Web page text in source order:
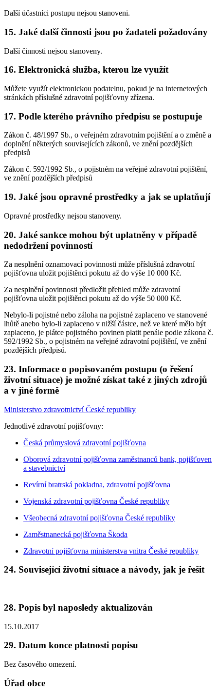
Další účastníci postupu nejsou stanoveni.
15. Jaké další činnosti jsou po žadateli požadovány
Další činnosti nejsou stanoveny.
16. Elektronická služba, kterou lze využít
Můžete využít elektronickou podatelnu, pokud je na internetových
stránkách příslušné zdravotní pojišťovny zřízena.
17. Podle kterého právního předpisu se postupuje
Zákon č. 48/1997 Sb., o veřejném zdravotním pojištění a o změně a
doplnění některých souvisejících zákonů, ve znění pozdějších
předpisů
Zákon č. 592/1992 Sb., o pojistném na veřejné zdravotní pojištění,
ve znění pozdějších předpisů
19. Jaké jsou opravné prostředky a jak se uplatňují
Opravné prostředky nejsou stanoveny.
20. Jaké sankce mohou být uplatněny v případě
nedodržení povinností
Za nesplnění oznamovací povinnosti může příslušná zdravotní
pojišťovna uložit pojištěnci pokutu až do výše 10 000 Kč.
Za nesplnění povinnosti předložit přehled může zdravotní
pojišťovna uložit pojištěnci pokutu až do výše 50 000 Kč.
Nebylo-li pojistné nebo záloha na pojistné zaplaceno ve stanovené
lhůtě anebo bylo-li zaplaceno v nižší částce, než ve které mělo být
zaplaceno, je plátce pojistného povinen platit penále podle zákona č.
592/1992 Sb., o pojistném na veřejné zdravotní pojištění, ve znění
pozdějších předpisů.
23. Informace o popisovaném postupu (o řešení
životní situace) je možné získat také z jiných zdrojů
a v jiné formě
Ministerstvo zdravotnictví České republiky
Jednotlivé zdravotní pojišťovny:
Česká průmyslová zdravotní pojišťovna
Oborová zdravotní pojišťovna zaměstnanců bank, pojišťoven
a stavebnictví
Revírní bratrská pokladna, zdravotní pojišťovna
Vojenská zdravotní pojišťovna České republiky
Všeobecná zdravotní pojišťovna České republiky
Zaměstnanecká pojišťovna Škoda
Zdravotní pojišťovna ministerstva vnitra České republiky
24. Související životní situace a návody, jak je řešit
28. Popis byl naposledy aktualizován
15.10.2017
29. Datum konce platnosti popisu
Bez časového omezení.
Úřad obce